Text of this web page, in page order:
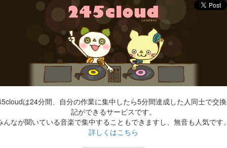
は24分間、自分の作業に集中したら5分間達成した人同士で交
記ができるサービスです。
んなが聞いている音楽で集中することもできますし、無音も人気です
詳しくはこちら